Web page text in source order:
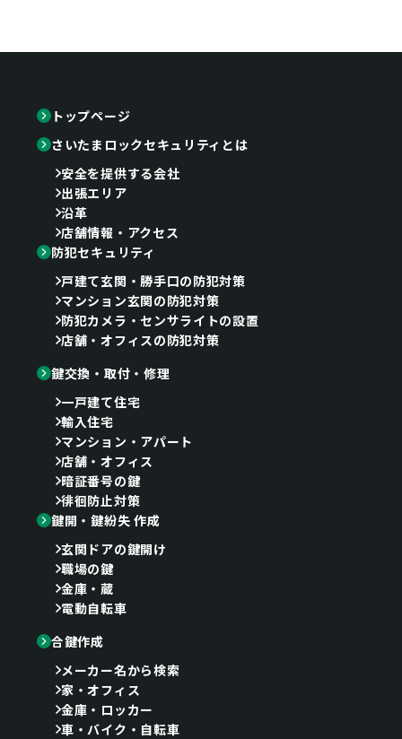
トップページ
さいたまロックセキュリティとは
安全を提供する会社
出張エリア
沿革
店舗情報・アクセス
防犯セキュリティ
戸建て玄関・勝手口の防犯対策
マンション玄関の防犯対策
防犯カメラ・センサライトの設置
店舗・オフィスの防犯対策
鍵交換・取付・修理
一戸建て住宅
輸入住宅
マンション・アパート
店舗・オフィス
暗証番号の鍵
徘徊防止対策
鍵開・鍵紛失 作成
玄関ドアの鍵開け
職場の鍵
金庫・蔵
電動自転車
合鍵作成
メーカー名から検索
家・オフィス
金庫・ロッカー
車・バイク・自転車